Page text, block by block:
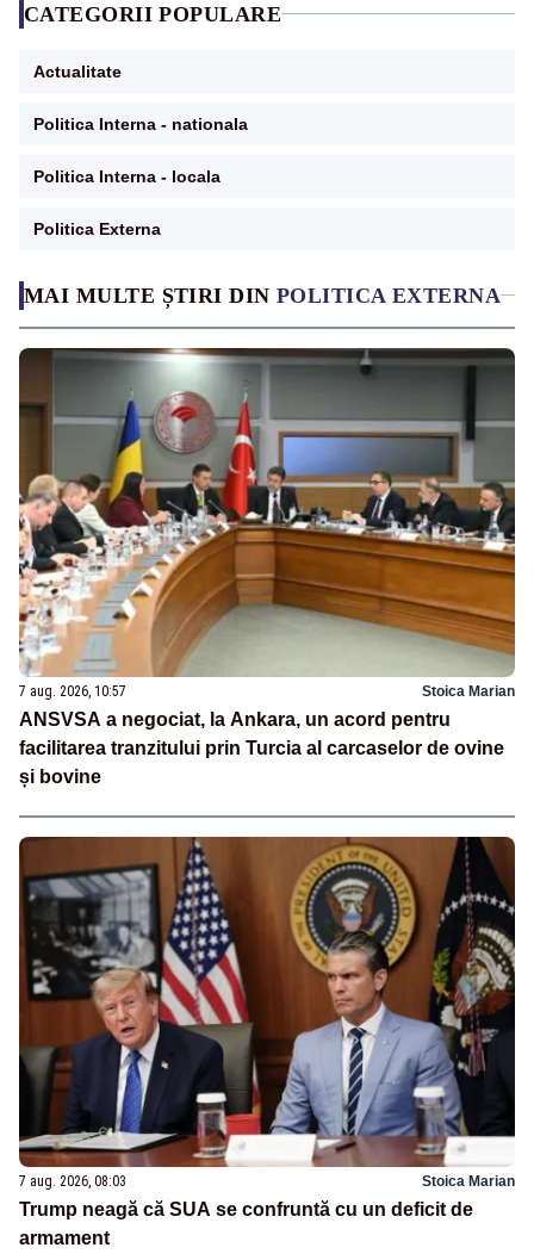
MAI MULTE ȘTIRI DIN POLITICA EXTERNA
7 aug. 2026, 10:57 Stoica Marian
ANSVSA a negociat, la Ankara, un acord pentru
facilitarea tranzitului prin Turcia al carcaselor de ovine
și bovine
7 aug. 2026, 08:03 Stoica Marian
Trump neagă că SUA se confruntă cu un deficit de
armament
CATEGORII POPULARE
Actualitate
Politica Interna - nationala
Politica Interna - locala
Politica Externa